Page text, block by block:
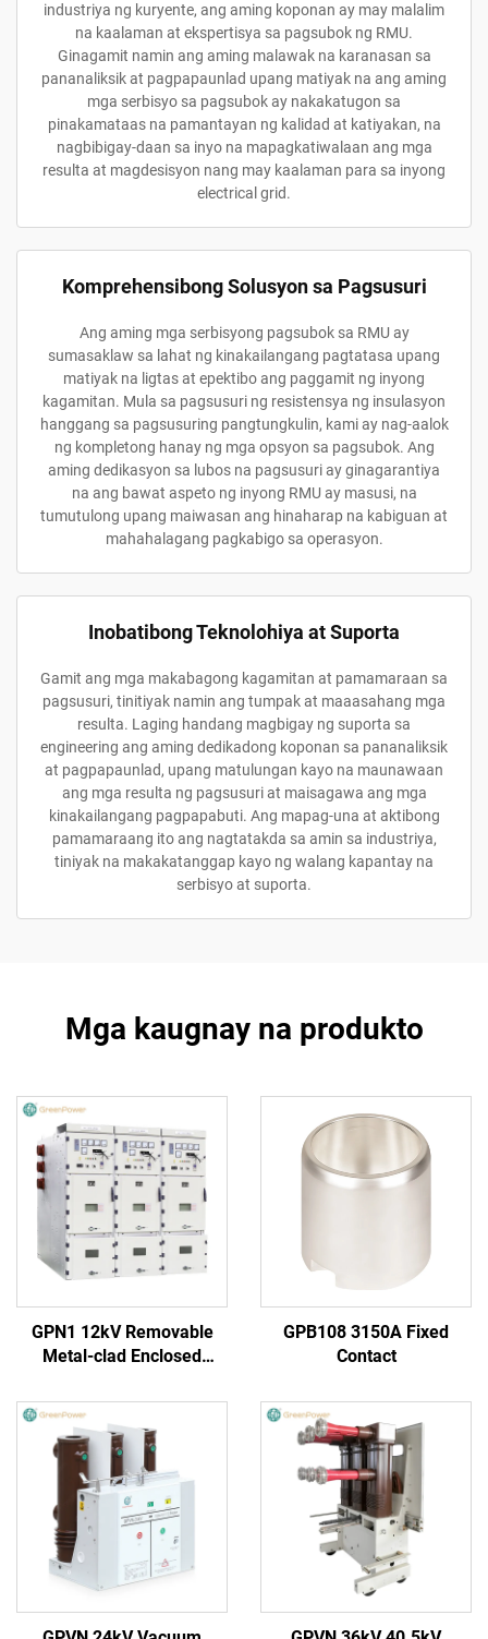
industriya ng kuryente, ang aming koponan ay may malalim
na kaalaman at ekspertisya sa pagsubok ng RMU.
Ginagamit namin ang aming malawak na karanasan sa
pananaliksik at pagpapaunlad upang matiyak na ang aming
mga serbisyo sa pagsubok ay nakakatugon sa
pinakamataas na pamantayan ng kalidad at katiyakan, na
nagbibigay-daan sa inyo na mapagkatiwalaan ang mga
resulta at magdesisyon nang may kaalaman para sa inyong
electrical grid.
Komprehensibong Solusyon sa Pagsusuri
Ang aming mga serbisyong pagsubok sa RMU ay
sumasaklaw sa lahat ng kinakailangang pagtatasa upang
matiyak na ligtas at epektibo ang paggamit ng inyong
kagamitan. Mula sa pagsusuri ng resistensya ng insulasyon
hanggang sa pagsusuring pangtungkulin, kami ay nag-aalok
ng kompletong hanay ng mga opsyon sa pagsubok. Ang
aming dedikasyon sa lubos na pagsusuri ay ginagarantiya
na ang bawat aspeto ng inyong RMU ay masusi, na
tumutulong upang maiwasan ang hinaharap na kabiguan at
mahahalagang pagkabigo sa operasyon.
Inobatibong Teknolohiya at Suporta
Gamit ang mga makabagong kagamitan at pamamaraan sa
pagsusuri, tinitiyak namin ang tumpak at maaasahang mga
resulta. Laging handang magbigay ng suporta sa
engineering ang aming dedikadong koponan sa pananaliksik
at pagpapaunlad, upang matulungan kayo na maunawaan
ang mga resulta ng pagsusuri at maisagawa ang mga
kinakailangang pagpapabuti. Ang mapag-una at aktibong
pamamaraang ito ang nagtatakda sa amin sa industriya,
tiniyak na makakatanggap kayo ng walang kapantay na
serbisyo at suporta.
Mga kaugnay na produkto
GPN1 12kV Removable
Metal-clad Enclosed
GPB108 3150A Fixed
Contact